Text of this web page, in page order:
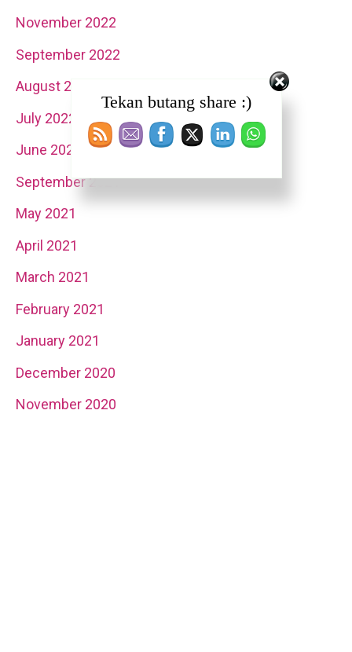
November 2022
September 2022
August 2022
July 2022
June 2022
September 2021
May 2021
April 2021
March 2021
February 2021
January 2021
December 2020
November 2020
Tekan butang share :)